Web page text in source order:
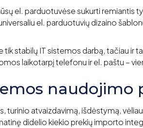
el. parduotuvėse sukurti remiantis
el. parduotuvių dizaino
tik stabilų IT sistemos darbą, tačiau ir
laikotarpį telefonu ir el. paštu –
naudojimo
turinio atvaizdavimą, išdėstymą,
didelio kiekio prekių importo